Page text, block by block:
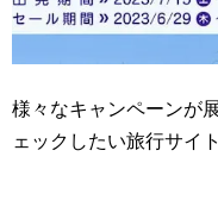
様々なキャンペーンが
ェックしたい旅行サイ